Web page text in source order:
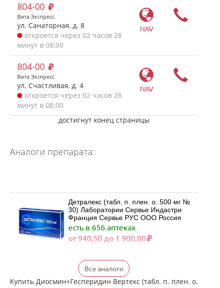
NAV
804-00
Вита Экспресс
ул. Санаторная, д. 8
откроется через 02 часов 28
минут в 08:00
NAV
804-00
Вита Экспресс
ул. Счастливая, д. 4
откроется через 02 часов 28
минут в 08:00
достигнут конец страницы
Аналоги препарата:
Детралекс (табл. п. плен. о. 500 мг №
30) Лаборатории Сервье Индастри
Франция Сервье РУС ООО Россия
есть в 656 аптеках
от 940,50 до 1 900,00
Детралекс (табл. п. плен. о. 500 мг №
60) Лаборатории Сервье Индастри
Франция Сервье РУС ООО Россия
Все аналоги
Купить Диосмин+Гесперидин Вертекс (табл. п. плен. о.